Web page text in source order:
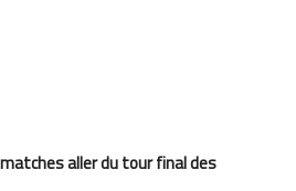
aller du tour final des